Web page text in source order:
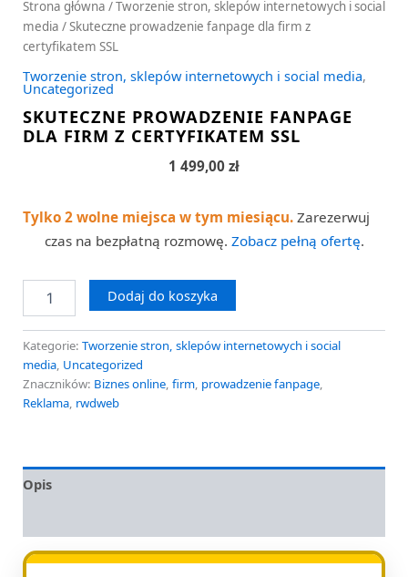
Strona główna /Tworzenie stron, sklepów internetowych i social
media / Skuteczne prowadzenie fanpage dla firm z
certyfikatem SSL
Tworzenie stron, sklepów internetowych i social media,
Uncategorized
SKUTECZNE PROWADZENIE FANPAGE
DLA FIRM Z CERTYFIKATEM SSL
1 499,00 zł
Tylko 2 wolne miejsca w tym miesiącu. Zarezerwuj
czas na bezpłatną rozmowę. Zobacz pełną ofertę.
Dodaj do koszyka
Kategorie: Tworzenie stron, sklepów internetowych i social
media, Uncategorized
Znaczników: Biznes online, firm, prowadzenie fanpage,
Reklama, rwdweb
Opis